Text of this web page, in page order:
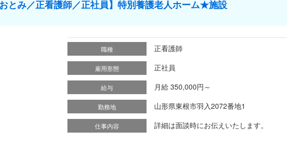
とみ／正看護師／正社員】特別養護老人ホーム★施設
職種 正看護師
雇用形態 正社員
給与 月給 350,000円～
勤務地 山形県東根市羽入2072番地1
仕事内容 詳細は面談時にお伝えいたします。